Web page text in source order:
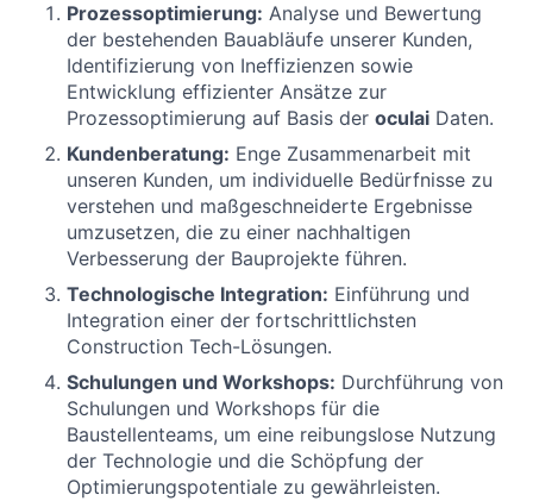
Prozessoptimierung: Analyse und Bewertung
der bestehenden Bauabläufe unserer Kunden,
Identifizierung von Ineffizienzen sowie
Entwicklung effizienter Ansätze zur
Prozessoptimierung auf Basis der oculai Daten.
Kundenberatung: Enge Zusammenarbeit mit
unseren Kunden, um individuelle Bedürfnisse zu
verstehen und maßgeschneiderte Ergebnisse
umzusetzen, die zu einer nachhaltigen
Verbesserung der Bauprojekte führen.
Technologische Integration: Einführung und
Integration einer der fortschrittlichsten
Construction Tech-Lösungen.
Schulungen und Workshops: Durchführung von
Schulungen und Workshops für die
Baustellenteams, um eine reibungslose Nutzung
der Technologie und die Schöpfung der
Optimierungspotentiale zu gewährleisten.